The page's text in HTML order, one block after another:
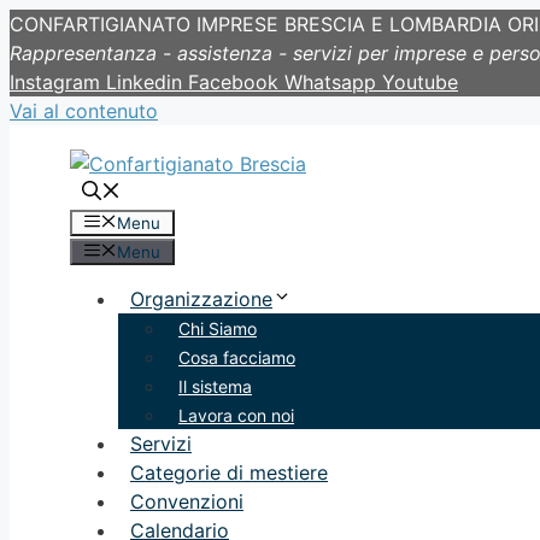
CONFARTIGIANATO IMPRESE BRESCIA E LOMBARDIA
Rappresentanza - assistenza - servizi per imprese e
Instagram Linkedin Facebook Whatsapp Youtube
Vai al contenuto
Menu
Menu
Organizzazione
Chi Siamo
Cosa facciamo
Il sistema
Lavora con noi
Servizi
Categorie di mestiere
Convenzioni
Calendario